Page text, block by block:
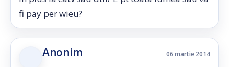
fi pay per wieu?
Anonim 06 martie 2014